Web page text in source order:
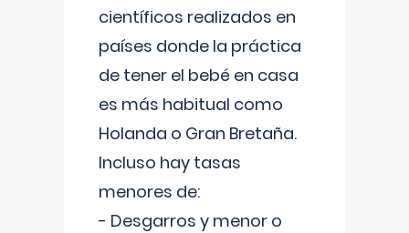
científicos realizados en
países donde la práctica
de tener el bebé en casa
es más habitual como
Holanda o Gran Bretaña.
Incluso hay tasas
menores de:
- Desgarros y menor o